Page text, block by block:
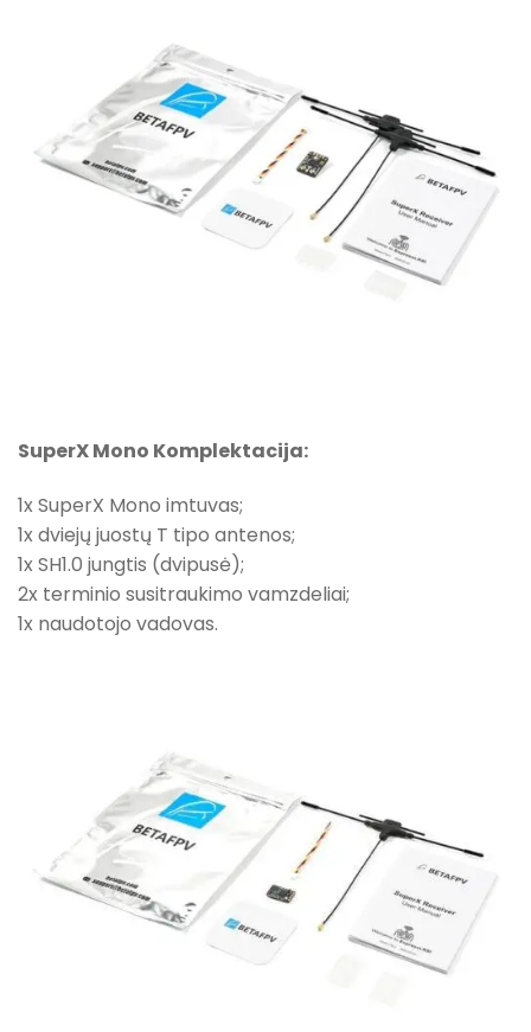
SuperX Mono Komplektacija:
1x SuperX Mono imtuvas;
1x dviejų juostų T tipo antenos;
1x SH1.0 jungtis (dvipusė);
2x terminio susitraukimo vamzdeliai;
1x naudotojo vadovas.